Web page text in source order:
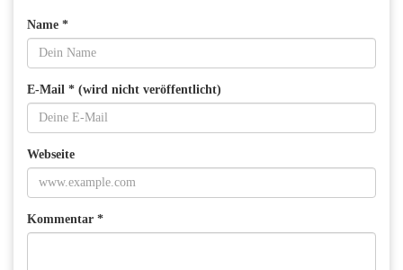
Name *
E-Mail * (wird nicht veröffentlicht)
Webseite
Kommentar *